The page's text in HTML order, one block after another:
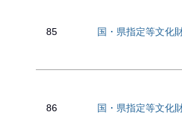
85 国・県指定等文化
86 国・県指定等文化